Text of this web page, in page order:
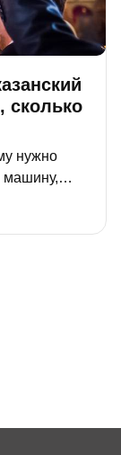
сколько
нужно
машину,
В цикле